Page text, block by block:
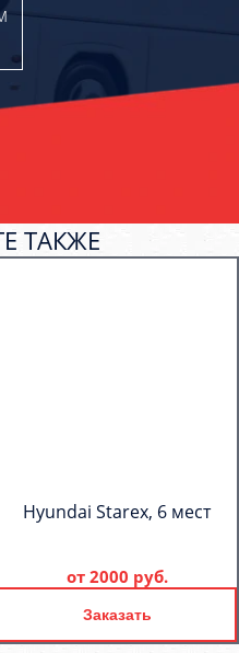
ТАКЖЕ
Hyundai Starex, 6 мест
от 2000 руб.
Заказать